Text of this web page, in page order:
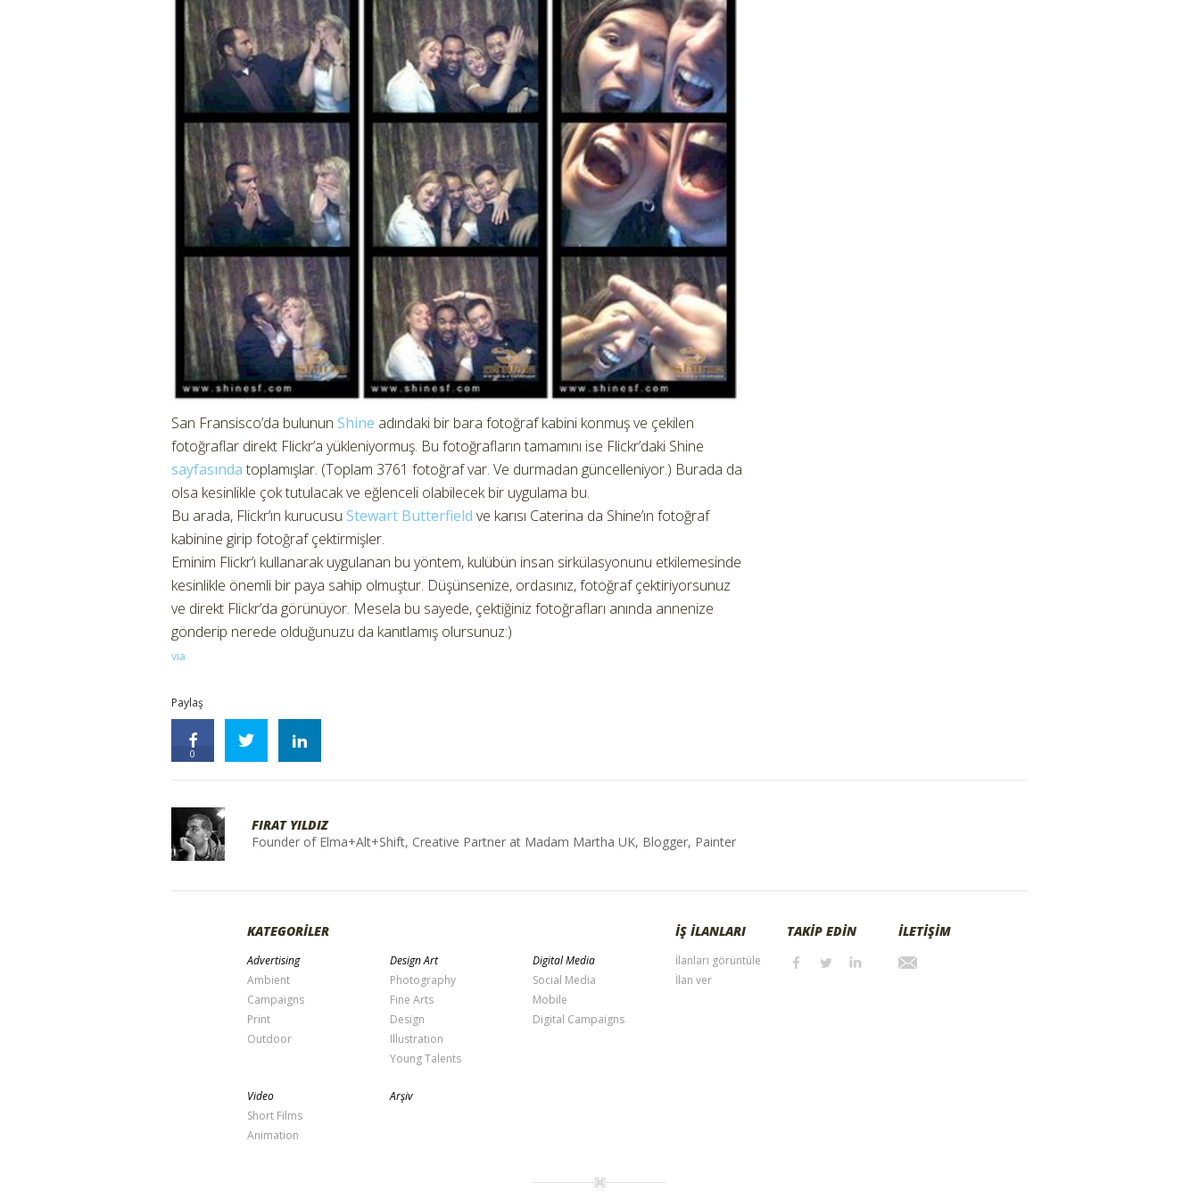
San Fransisco’da bulunun Shine adındaki bir bara fotoğraf kabini konmuş ve çekilen
fotoğraflar direkt Flickr’a yükleniyormuş. Bu fotoğrafların tamamını ise Flickr’daki Shine
sayfasındatoplamışlar. (Toplam 3761 fotoğraf var. Ve durmadan güncelleniyor.) Burada da
olsa kesinlikle çok tutulacak ve eğlenceli olabilecek bir uygulama bu.
Bu arada, Flickr’ın kurucusu Stewart Butterfield ve karısı Caterina da Shine’ın fotoğraf
kabinine girip fotoğraf çektirmişler.
Eminim Flickr’ı kullanarak uygulanan bu yöntem, kulübün insan sirkülasyonunu etkilemesinde
kesinlikle önemli bir paya sahip olmuştur. Düşünsenize, ordasınız, fotoğraf çektiriyorsunuz
ve direkt Flickr’da görünüyor. Mesela bu sayede, çektiğiniz fotoğrafları anında annenize
gönderip nerede olduğunuzu da kanıtlamış olursunuz:)
via
Paylaş
0
FIRAT YILDIZ
Founder of Elma+Alt+Shift, Creative Partner at Madam Martha UK, Blogger, Painter
KATEGORİLER
Advertising
Ambient
Campaigns
Print
Outdoor
Design Art
Photography
Fine Arts
Design
Illustration
Young Talents
Digital Media
Social Media
Mobile
Digital Campaigns
Video
Short Films
Animation
Arşiv
İŞ İLANLARI
İlanları görüntüle
İlan ver
TAKİP EDİN İLETİŞİM